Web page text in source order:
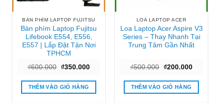
BÀN PHÍM LAPTOP FUJITSU
Bàn phím Laptop Fujitsu
Lifebook E554, E556,
E557 | Lắp Đặt Tận Nơi
TPHCM
₫600.000 Giá
là:
₫600.000.
₫350.000Giá
tại
₫350.000.
THÊM VÀO GIỎ HÀNG
LOA LAPTOP ACER
Loa Laptop Acer Aspire V3
Series – Thay Nhanh Tại
Trung Tâm Gần Nhất
₫500.000 Giá
là:
₫500.000.
₫200.000Giá
tại
THÊM VÀO GIỎ HÀNG